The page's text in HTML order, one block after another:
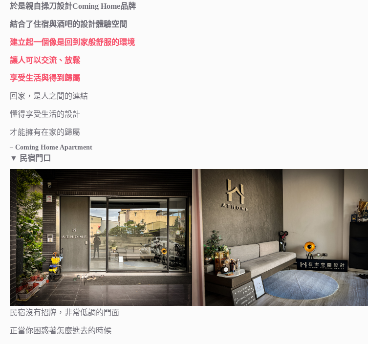
於是親自操刀設計Coming Home品牌
結合了住宿與酒吧的設計體驗空間
建立起一個像是回到家般舒服的環境
讓人可以交流、放鬆
享受生活與得到歸屬
回家，是人之間的連結
懂得享受生活的設計
才能擁有在家的歸屬
– Coming Home Apartment
▼ 民宿門口
民宿沒有招牌，非常低調的門面
正當你困惑著怎麼進去的時候